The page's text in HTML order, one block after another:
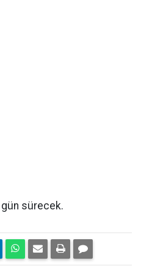
sürecek.